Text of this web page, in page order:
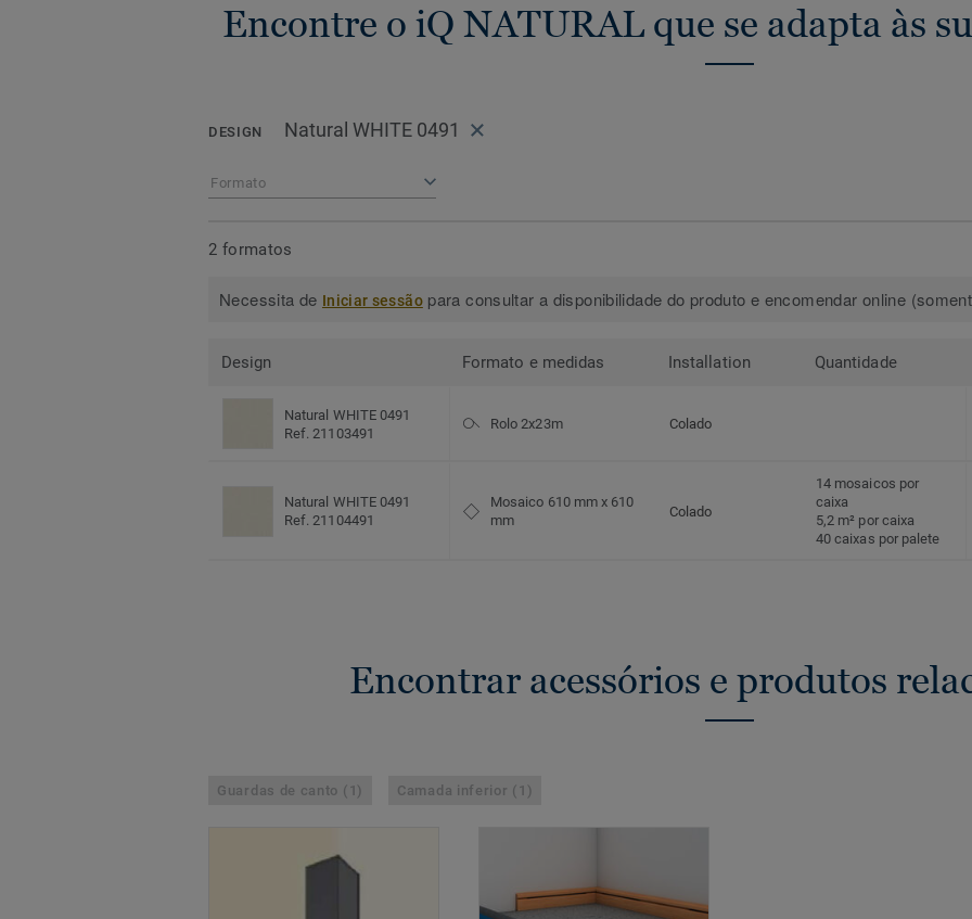
Encontre o iQ NATURAL que se adapta às
DESIGN Natural WHITE 0491
Formato
2 formatos
Necessita de Iniciar sessãopara consultar a disponibilidade do produto e encomendar online
Design Formato e medidas Installation Quantidade
Natural WHITE 0491
Ref. 21103491
Rolo 2x23m Colado
Natural WHITE 0491
Ref. 21104491
Mosaico 610 mm x 610
mm
Colado
14 mosaicos por
caixa
5,2 m² por caixa
40 caixas por palete
Encontrar acessórios e produtos
Guardas de canto (1) Camada inferior (1)